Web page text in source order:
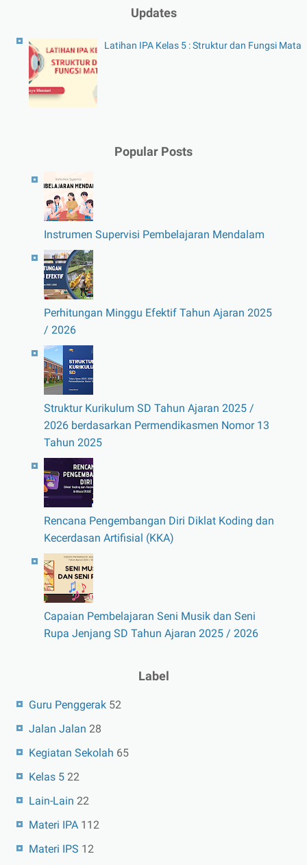
Updates
Latihan IPA Kelas 5 : Struktur dan Fungsi Mata
Popular Posts
Instrumen Supervisi Pembelajaran Mendalam
Perhitungan Minggu Efektif Tahun Ajaran 2025
/ 2026
Struktur Kurikulum SD Tahun Ajaran 2025 /
2026 berdasarkan Permendikasmen Nomor 13
Tahun 2025
Rencana Pengembangan Diri Diklat Koding dan
Kecerdasan Artifisial (KKA)
Capaian Pembelajaran Seni Musik dan Seni
Rupa Jenjang SD Tahun Ajaran 2025 / 2026
Label
Guru Penggerak 52
Jalan Jalan 28
Kegiatan Sekolah 65
Kelas 5 22
Lain-Lain 22
Materi IPA 112
Materi IPS 12